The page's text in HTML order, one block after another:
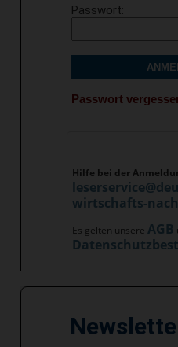
Passwort
Passwort
Hilfe bei der
wirtschafts-
Es gelten unsere AGB